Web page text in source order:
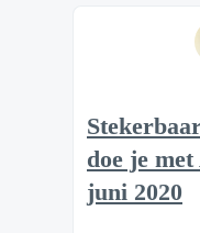
doe je
juni 2020